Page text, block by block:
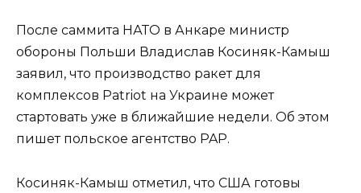
После саммита НАТО в Анкаре министр
обороны Польши Владислав Косиняк-Камыш
заявил, что производство ракет для
комплексов Patriot на Украине может
стартовать уже в ближайшие недели. Об этом
пишет польское агентство PAP.
Косиняк-Камыш отметил, что США готовы